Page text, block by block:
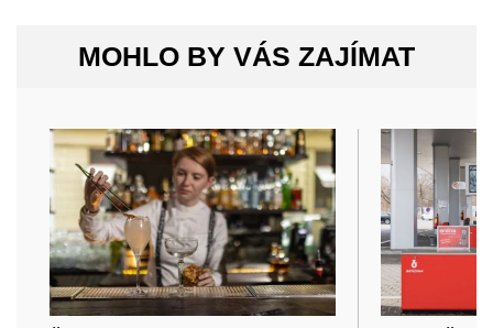
MOHLO BY VÁS ZAJÍMAT